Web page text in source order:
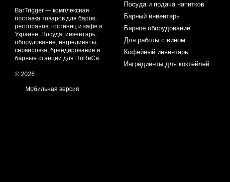
BarTrigger — комплексная
поставка товаров для баров,
ресторанов, гостиниц и кафе в
Украине. Посуда, инвентарь,
оборудование, ингредиенты,
сервировка, брендирование и
барные станции для HoReCa.
© 2026
Мобильная версия
Посуда и подача напитков
Барный инвентарь
Барное оборудование
Для работы с вином
Кофейный инвентарь
Ингредиенты для коктейлей